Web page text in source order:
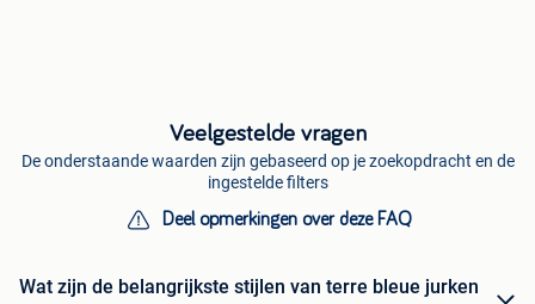
Veelgestelde vragen
De onderstaande waarden zijn gebaseerd op je zoekopdracht en de
ingestelde filters
Deel opmerkingen over deze FAQ
Wat zijn de belangrijkste stijlen van terre bleue jurken